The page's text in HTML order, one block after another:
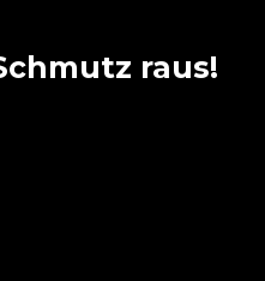
raus!